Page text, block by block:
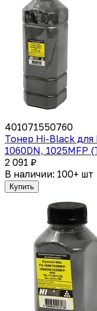
401071550760
Тонер Hi-Black для
1060DN, 1025MFP
2 091 ₽
В наличии: 100+ шт
Купить